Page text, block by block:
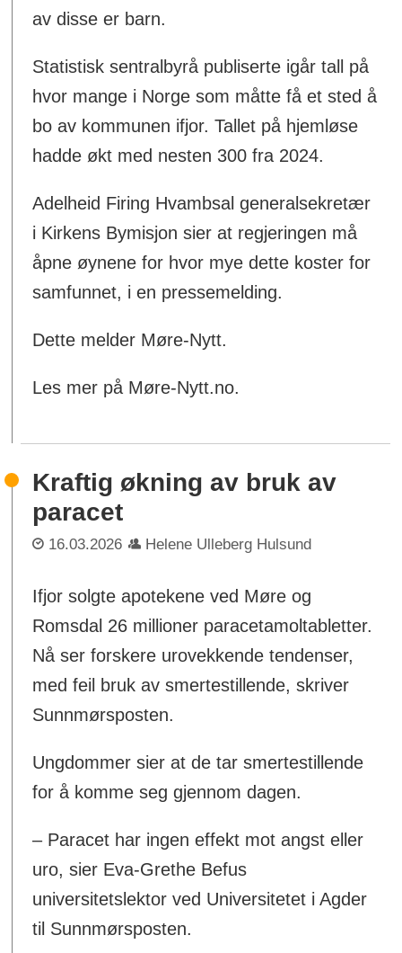
av disse er barn.
Statistisk sentralbyrå publiserte igår tall på
hvor mange i Norge som måtte få et sted å
bo av kommunen ifjor. Tallet på hjemløse
hadde økt med nesten 300 fra 2024.
Adelheid Firing Hvambsal generalsekretær
i Kirkens Bymisjon sier at regjeringen må
åpne øynene for hvor mye dette koster for
samfunnet, i en pressemelding.
Dette melder Møre-Nytt.
Les mer på Møre-Nytt.no.
Kraftig økning av bruk av
paracet
16.03.2026 Helene Ulleberg Hulsund
Ifjor solgte apotekene ved Møre og
Romsdal 26 millioner paracetamoltabletter.
Nå ser forskere urovekkende tendenser,
med feil bruk av smertestillende, skriver
Sunnmørsposten.
Ungdommer sier at de tar smertestillende
for å komme seg gjennom dagen.
– Paracet har ingen effekt mot angst eller
uro, sier Eva-Grethe Befus
universitetslektor ved Universitetet i Agder
til Sunnmørsposten.